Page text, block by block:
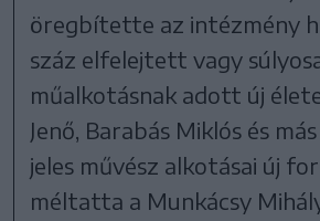
öregbítette az intézmény
száz elfelejtett vagy
műalkotásnak adott új
Jenő, Barabás Miklós és
jeles művész alkotásai új
méltatta a Munkácsy